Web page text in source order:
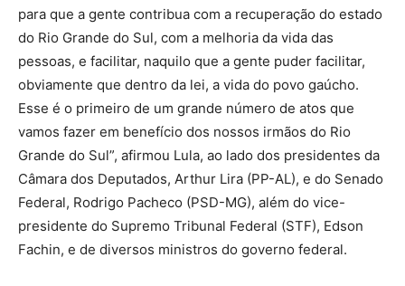
para que a gente contribua com a recuperação do estado
do Rio Grande do Sul, com a melhoria da vida das
pessoas, e facilitar, naquilo que a gente puder facilitar,
obviamente que dentro da lei, a vida do povo gaúcho.
Esse é o primeiro de um grande número de atos que
vamos fazer em benefício dos nossos irmãos do Rio
Grande do Sul”, afirmou Lula, ao lado dos presidentes da
Câmara dos Deputados, Arthur Lira (PP-AL), e do Senado
Federal, Rodrigo Pacheco (PSD-MG), além do vice-
presidente do Supremo Tribunal Federal (STF), Edson
Fachin, e de diversos ministros do governo federal.